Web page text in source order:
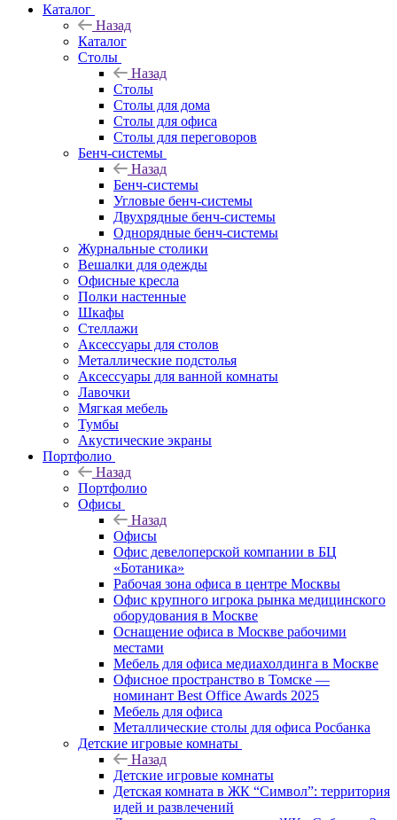
Каталог
Назад
Каталог
Столы
Назад
Столы
Столы для дома
Столы для офиса
Столы для переговоров
Бенч-системы
Назад
Бенч-системы
Угловые бенч-системы
Двухрядные бенч-системы
Однорядные бенч-системы
Журнальные столики
Вешалки для одежды
Офисные кресла
Полки настенные
Шкафы
Стеллажи
Аксессуары для столов
Металлические подстолья
Аксессуары для ванной комнаты
Лавочки
Мягкая мебель
Тумбы
Акустические экраны
Портфолио
Назад
Портфолио
Офисы
Назад
Офисы
Офис девелоперской компании в БЦ
«Ботаника»
Рабочая зона офиса в центре Москвы
Офис крупного игрока рынка медицинского
оборудования в Москве
Оснащение офиса в Москве рабочими
местами
Мебель для офиса медиахолдинга в Москве
Офисное пространство в Томске —
номинант Best Office Awards 2025
Мебель для офиса
Металлические столы для офиса Росбанка
Детские игровые комнаты
Назад
Детские игровые комнаты
Детская комната в ЖК “Символ”: территория
идей и развлечений